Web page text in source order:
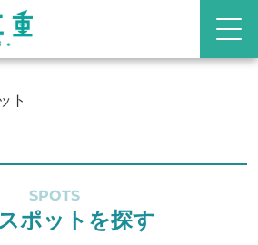
ト
SPOTS
ポットを探す